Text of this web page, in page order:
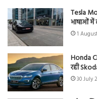
Tesla
भाषाओं में
1
Honda
रही
30 July